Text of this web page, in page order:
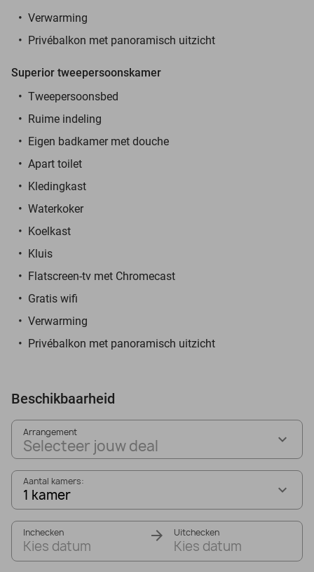
Verwarming
Privébalkon met panoramisch uitzicht
Superior tweepersoonskamer
Tweepersoonsbed
Ruime indeling
Eigen badkamer met douche
Apart toilet
Kledingkast
Waterkoker
Koelkast
Kluis
Flatscreen-tv met Chromecast
Gratis wifi
Verwarming
Privébalkon met panoramisch uitzicht
Beschikbaarheid
Arrangement
Selecteer jouw deal
Aantal kamers:
1 kamer
Inchecken
Kies datum
Uitchecken
Kies datum